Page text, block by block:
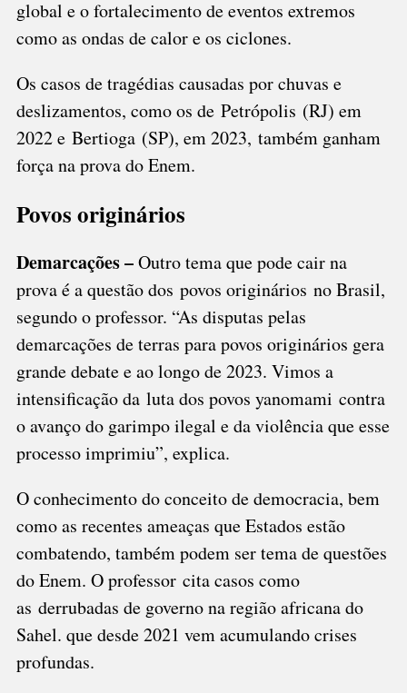
global e o fortalecimento de eventos extremos
como as ondas de calor e os ciclones.
Os casos de tragédias causadas por chuvas e
deslizamentos, como os de Petrópolis (RJ) em
2022 e Bertioga(SP), em 2023, também ganham
força na prova do Enem.
Povos originários
Demarcações –Outro tema que pode cair na
prova é a questão dos povos originários no Brasil,
segundo o professor. “As disputas pelas
demarcações de terras para povos originários gera
grande debate e ao longo de 2023. Vimos a
intensificação da luta dos povos yanomami contra
o avanço do garimpo ilegal e da violência que esse
processo imprimiu”, explica.
O conhecimento do conceito de democracia, bem
como as recentes ameaças que Estados estão
combatendo, também podem ser tema de questões
do Enem. O professor cita casos como
as derrubadas de governo na região africana do
Sahel. que desde 2021 vem acumulando crises
profundas.